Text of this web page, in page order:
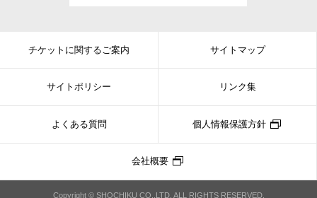
チケットに関するご案内 サイトマップ
サイトポリシー リンク集
よくある質問 個人情報保護方針
会社概要
Copyright © SHOCHIKU CO.,LTD. ALL RIGHTS RESERVED.